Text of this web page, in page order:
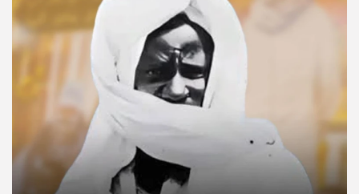
© Copyright 2025, APS